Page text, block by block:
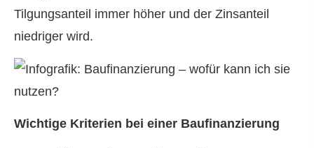
Tilgungsanteil immer höher und der Zinsanteil
niedriger wird.
Wichtige Kriterien bei einer Baufinanzierung